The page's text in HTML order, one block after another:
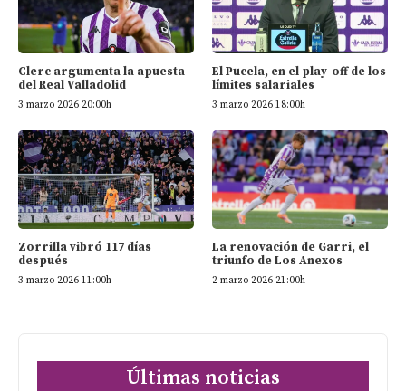
Clerc argumenta la apuesta
del Real Valladolid
3 marzo 2026 20:00h
El Pucela, en el play-off de los
límites salariales
3 marzo 2026 18:00h
Zorrilla vibró 117 días
después
3 marzo 2026 11:00h
La renovación de Garri, el
triunfo de Los Anexos
2 marzo 2026 21:00h
Últimas noticias